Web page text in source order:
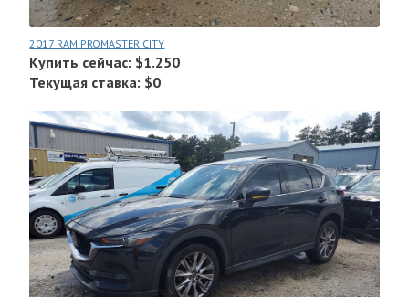
2017 RAM PROMASTER CITY
Купить сейчас: $1.250
Текущая ставка: $0